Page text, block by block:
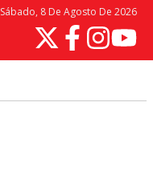
Sábado, 8 De Agosto De 2026